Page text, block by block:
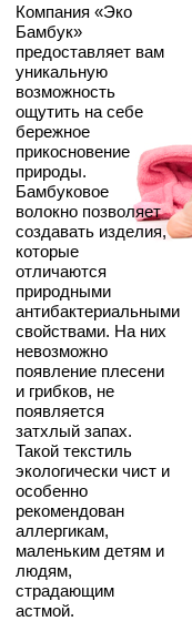
Компания «Эко
Бамбук»
предоставляет вам
уникальную
возможность
ощутить на себе
бережное
прикосновение
природы.
Бамбуковое
волокно позволяет
создавать изделия,
которые
отличаются
природными
антибактериальными
свойствами. На них
невозможно
появление плесени
и грибков, не
появляется
затхлый запах.
Такой текстиль
экологически чист и
особенно
рекомендован
аллергикам,
маленьким детям и
людям,
страдающим
астмой.